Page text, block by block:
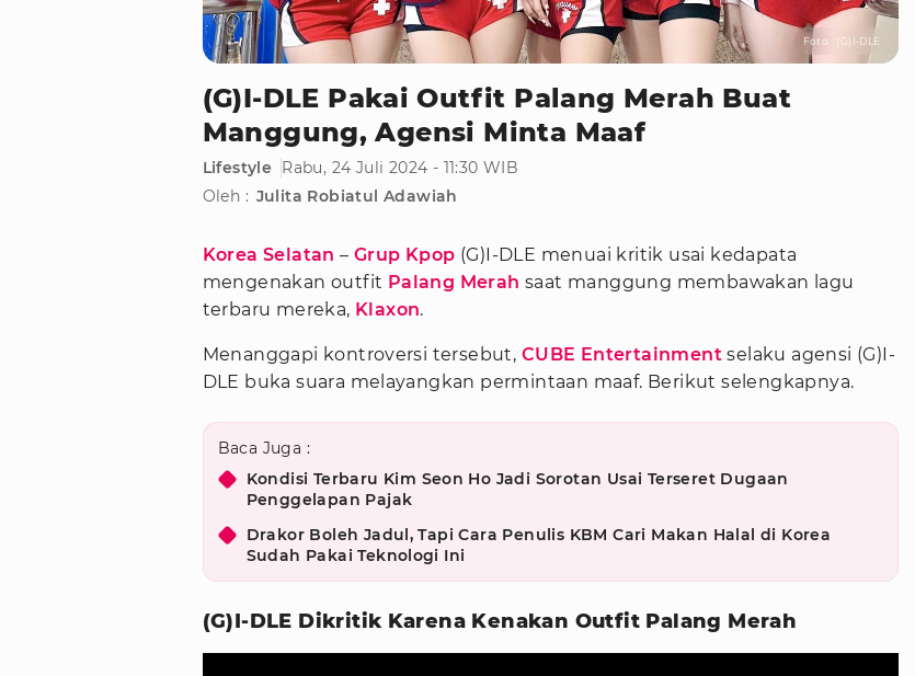
Foto : (G)I-DLE
(G)I-DLE Pakai Outfit Palang Merah Buat
Manggung, Agensi Minta Maaf
Lifestyle
Rabu, 24 Juli 2024 - 11:30 WIB
Oleh : Julita Robiatul Adawiah
Korea Selatan – Grup Kpop (G)I-DLE menuai kritik usai kedapata
mengenakan outfit Palang Merah saat manggung membawakan lagu
terbaru mereka, Klaxon.
Menanggapi kontroversi tersebut, CUBE Entertainmentselaku agensi (G)I-
DLE buka suara melayangkan permintaan maaf. Berikut selengkapnya.
Baca Juga :
Kondisi Terbaru Kim Seon Ho Jadi Sorotan Usai Terseret Dugaan
Penggelapan Pajak
Drakor Boleh Jadul, Tapi Cara Penulis KBM Cari Makan Halal di Korea
Sudah Pakai Teknologi Ini
(G)I-DLE Dikritik Karena Kenakan Outfit Palang Merah